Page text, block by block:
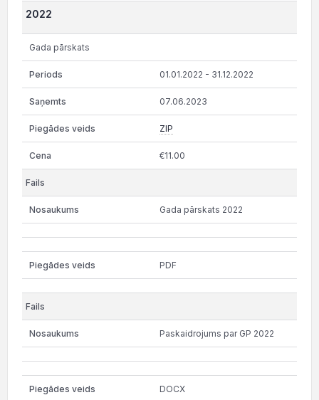
2022
Gada pārskats
01.01.2022 - 31.12.2022
07.06.2023
ZIP
€11.00
Gada pārskats 2022
PDF
Paskaidrojums par GP 2022
DOCX